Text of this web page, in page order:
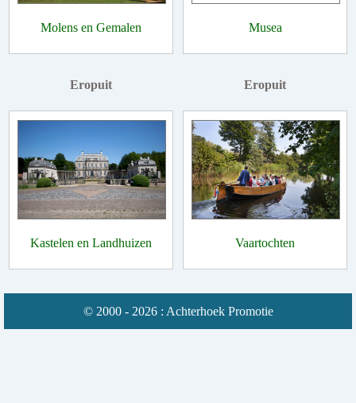
Molens en Gemalen Musea
Eropuit
Kastelen en Landhuizen
Eropuit
Vaartochten
© 2000 - 2026 : Achterhoek Promotie